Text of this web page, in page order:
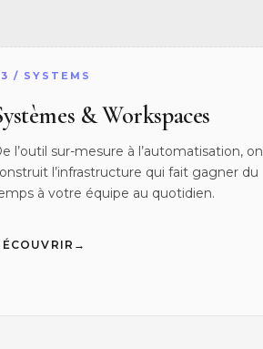
/ SYSTEMS
& Workspaces
l’outil sur-mesure à l’automatisation, on
l’infrastructure qui fait gagner du
à votre équipe au quotidien.
→